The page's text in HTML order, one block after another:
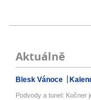
Aktuálně
Blesk Vánoce
Podvody a tunel: Kočner